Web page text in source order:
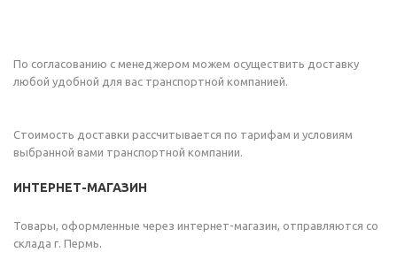
По согласованию с менеджером можем осуществить доставку
любой удобной для вас транспортной компанией.
Стоимость доставки рассчитывается по тарифам и условиям
выбранной вами транспортной компании.
ИНТЕРНЕТ-МАГАЗИН
Товары, оформленные через интернет-магазин, отправляются со
склада г. Пермь.